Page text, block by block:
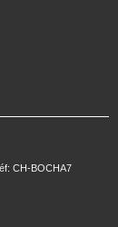
CH-BOCHA7